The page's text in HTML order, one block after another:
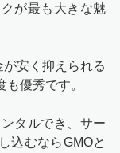
が最も大きな魅
安く抑えられる
優秀です。
タルでき、サー
込むならGMOと